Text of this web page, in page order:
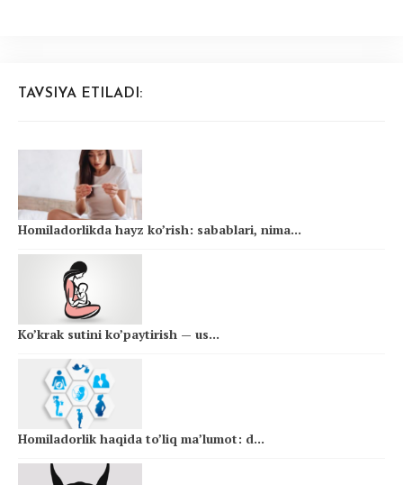
TAVSIYA ETILADI:
Homiladorlikda hayz ko’rish: sabablari, nima...
Ko’krak sutini ko’paytirish — us...
Homiladorlik haqida to’liq ma’lumot: d...